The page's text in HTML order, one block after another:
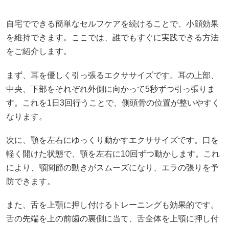
自宅でできる簡単なセルフケアを続けることで、小顔効果
を維持できます。ここでは、誰でもすぐに実践できる方法
をご紹介します。
まず、耳を優しく引っ張るエクササイズです。耳の上部、
中央、下部をそれぞれ外側に向かって5秒ずつ引っ張りま
す。これを1日3回行うことで、側頭骨の位置が整いやすく
なります。
次に、顎を左右にゆっくり動かすエクササイズです。口を
軽く開けた状態で、顎を左右に10回ずつ動かします。これ
により、顎関節の動きがスムーズになり、エラの張りを予
防できます。
また、舌を上顎に押し付けるトレーニングも効果的です。
舌の先端を上の前歯の裏側に当て、舌全体を上顎に押し付